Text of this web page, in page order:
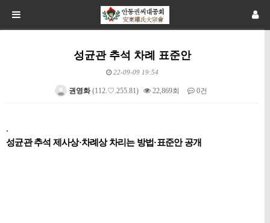
성균관 추석 차례 표준안
22-09-09 19:54
권영화(112.♡.255.81) 22,869회 0건
.
성균관 추석 제사상·차례상 차리는 방법·표준안 공개